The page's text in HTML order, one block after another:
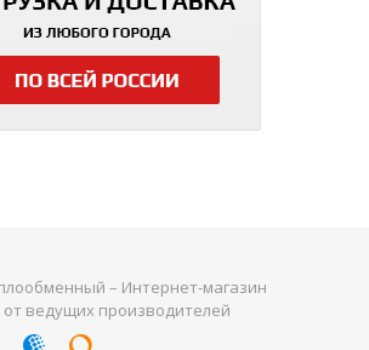
– Интернет-магазин
ведущих производителей